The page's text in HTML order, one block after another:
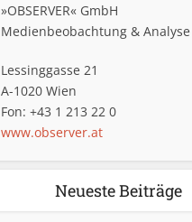
»OBSERVER« GmbH
Medienbeobachtung & Analyse
Lessinggasse 21
A-1020 Wien
Fon: +43 1 213 22 0
www.observer.at
Neueste Beiträge